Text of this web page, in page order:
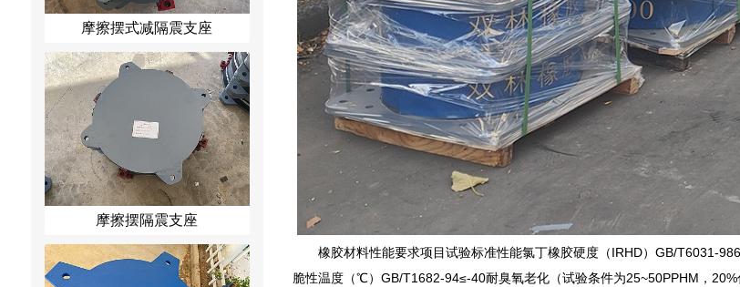
摩擦摆式减隔震支座
摩擦摆隔震支座
橡胶材料性能要求项目试验标准性能氯丁橡胶硬度（IRHD）GB/T6031-
脆性温度（℃）GB/T1682-94≤-40耐臭氧老化（试验条件为25~50PPHM，